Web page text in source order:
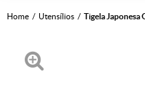
Home Utensílios Tigela Japonesa